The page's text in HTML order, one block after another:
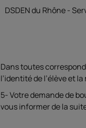
DSDEN du Rhône -
Dans toutes
l’identité de l’élève et
5- Votre demande de
vous informer de la